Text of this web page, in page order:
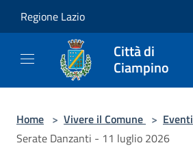
Regione Lazio
Città di
Ciampino
Home > Vivere il Comune > Eventi
Serate Danzanti - 11 luglio 2026